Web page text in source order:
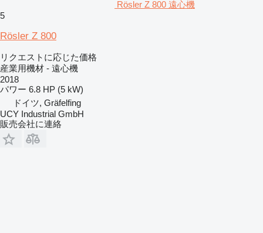
Rösler Z 800 遠心機
5
Rösler Z 800
リクエストに応じた価格
産業用機材 - 遠心機
2018
パワー 6.8 HP (5 kW)
ドイツ, Gräfelfing
UCY Industrial GmbH
販売会社に連絡